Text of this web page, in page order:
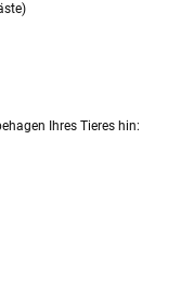
Ihres Tieres hin: